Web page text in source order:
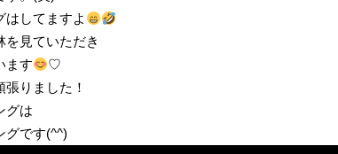
はしてますよ
を見ていただき
ます
♡
りました！
グは
グです(^^)